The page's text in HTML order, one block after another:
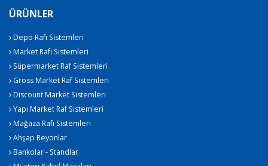
ÜRÜNLER
Depo Rafı Sistemleri
Market Rafı Sistemleri
Süpermarket Raf Sistemleri
Gross Market Raf Sistemleri
Discount Market Sistemleri
Yapı Market Raf Sistemleri
Mağaza Rafı Sistemleri
Ahşap Reyonlar
Bankolar - Standlar